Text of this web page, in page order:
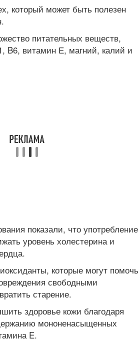
который может быть полезен
питательных веществ,
B6, витамин Е, магний, калий и
показали, что употребление
уровень холестерина и
которые могут помочь
свободными
старение.
здоровье кожи благодаря
мононенасыщенных
E.